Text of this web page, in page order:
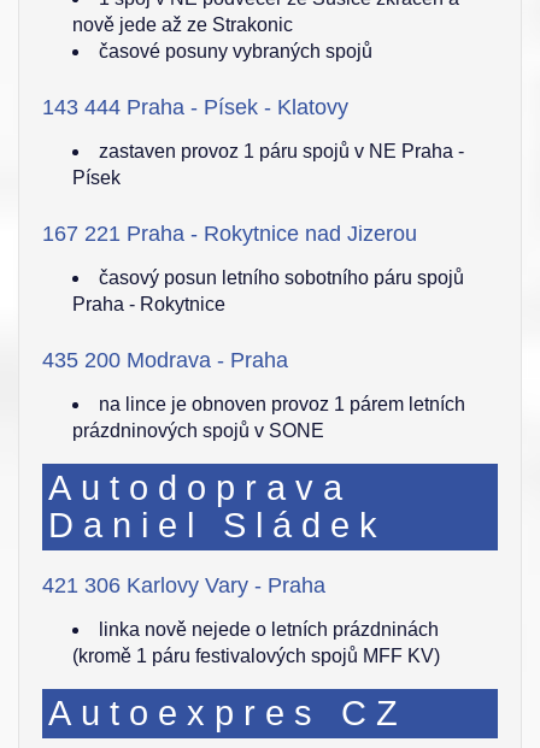
nově jede až ze Strakonic
časové posuny vybraných spojů
143 444 Praha - Písek - Klatovy
zastaven provoz 1 páru spojů v NE Praha -
Písek
167 221 Praha - Rokytnice nad Jizerou
časový posun letního sobotního páru spojů
Praha - Rokytnice
435 200 Modrava - Praha
na lince je obnoven provoz 1 párem letních
prázdninových spojů v SONE
Autodoprava
Daniel Sládek
421 306 Karlovy Vary - Praha
linka nově nejede o letních prázdninách
(kromě 1 páru festivalových spojů MFF KV)
Autoexpres CZ